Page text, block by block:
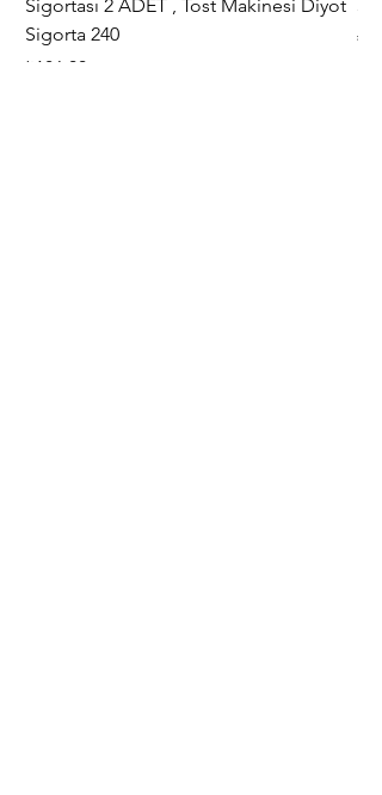
Sigortası 2 ADET , Tost Makinesi Diyot
Sigorta 240
Fiyat
₺186,00